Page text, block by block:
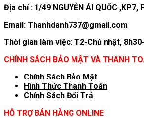
Địa chỉ : 1/49 NGUYỄN ÁI QUỐC ,KP7,
Email: Thanhdanh737@gmail.com
Thời gian làm việc: T2-Chủ nhật,
CHÍNH SÁCH BẢO MẬT VÀ THANH
Chính Sách Bảo Mật
Hình Thức Thanh Toán
Chính Sách Đổi Trả
HỖ TRỢ BÁN HÀNG ONLINE